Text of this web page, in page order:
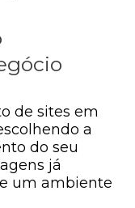
de sites em
a
do seu
já
um ambiente